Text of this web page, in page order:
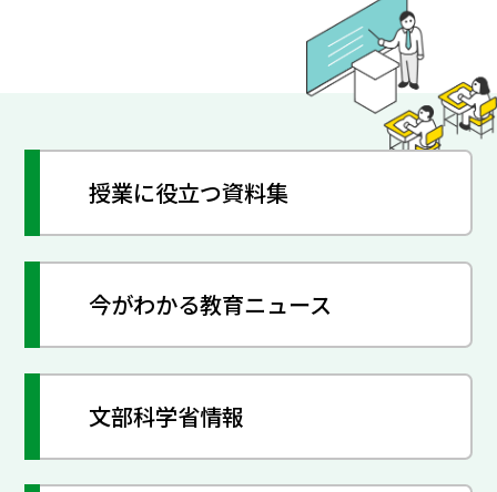
授業に役立つ資料集
今がわかる教育ニュース
文部科学省情報